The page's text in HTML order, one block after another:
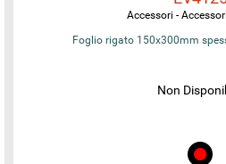
Accessori -
Foglio rigato 150x300mm
Non